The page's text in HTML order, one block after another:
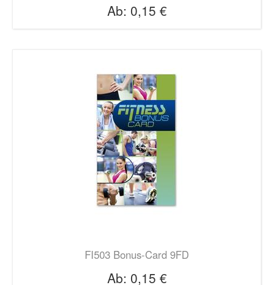
Ab: 0,15 €
FI503 Bonus-Card 9FD
Ab: 0,15 €